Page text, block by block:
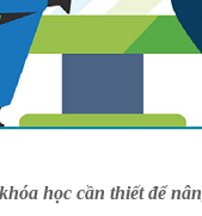
học cần thiết để